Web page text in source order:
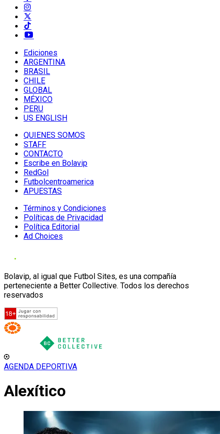
Ediciones
ARGENTINA
BRASIL
CHILE
GLOBAL
MÉXICO
PERU
US ENGLISH
QUIENES SOMOS
STAFF
CONTACTO
Escribe en Bolavip
RedGol
Futbolcentroamerica
APUESTAS
Términos y Condiciones
Políticas de Privacidad
Política Editorial
Ad Choices
Bolavip, al igual que Futbol Sites, es una compañía
perteneciente a Better Collective. Todos los derechos
reservados
AGENDA DEPORTIVA
Alexítico